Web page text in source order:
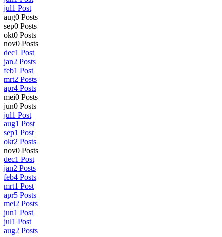
jul1 Post
aug0 Posts
sep0 Posts
okt0 Posts
nov0 Posts
dec1 Post
jan2 Posts
feb1 Post
mrt2 Posts
apr4 Posts
mei0 Posts
jun0 Posts
jul1 Post
aug1 Post
sep1 Post
okt2 Posts
nov0 Posts
dec1 Post
jan2 Posts
feb4 Posts
mrt1 Post
apr5 Posts
mei2 Posts
jun1 Post
jul1 Post
aug2 Posts